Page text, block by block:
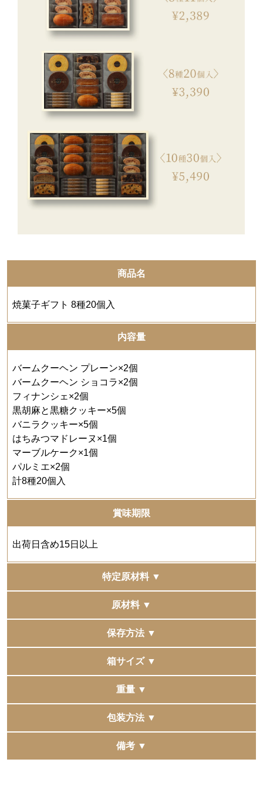
商品名
焼菓子ギフト 8種20個入
内容量
バームクーヘン プレーン×2個
バームクーヘン ショコラ×2個
フィナンシェ×2個
黒胡麻と黒糖クッキー×5個
バニラクッキー×5個
はちみつマドレーヌ×1個
マーブルケーク×1個
パルミエ×2個
計8種20個入
賞味期限
出荷日含め15日以上
特定原材料 ▼
原材料 ▼
●バームクーヘン プレーン
【卵（国産）、砂糖、小麦粉、コーンスターチ、マーガ
リン、ショートニング、卵黄、クリーム、アーモンド加
工品、水飴、全粉乳、メープルシロップ、蜂蜜加工品、
洋酒、バニラペースト、レモン果汁、食塩／乳化剤（大
豆由来）、膨脹剤、香料、着色料（カラメル、カロテノ
●バームクーヘン ショコラ
【卵（国産）、砂糖、ショートニング、コーンスター
保存方法 ▼
直射日光、高温多湿の場所を避けて保存してください。
箱サイズ ▼
333×216×58mm（包装なし）
重量 ▼
包装方法 ▼
包装紙でお包みしてお届けいたします。リボン掛けやお
熨斗掛けなど、ご要望がございましたら備考欄へお書き
備考 ▼